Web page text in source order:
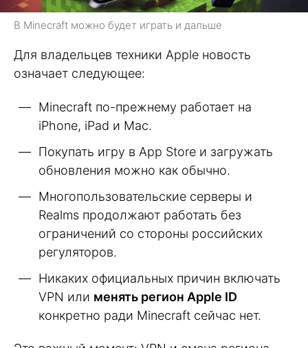
В Minecraft можно будет играть и дальше
Для владельцев техники Apple новость
означает следующее:
Minecraft по-прежнему работает на
iPhone, iPad и Mac.
Покупать игру в App Store и загружать
обновления можно как обычно.
Многопользовательские серверы и
Realms продолжают работать без
ограничений со стороны российских
регуляторов.
Никаких официальных причин включать
VPN или менять регион Apple ID
конкретно ради Minecraft сейчас нет.